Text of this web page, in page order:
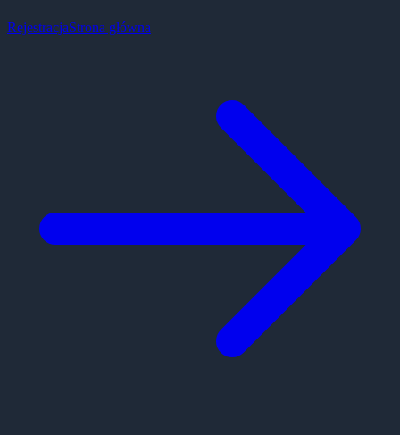
RejestracjaStrona główna